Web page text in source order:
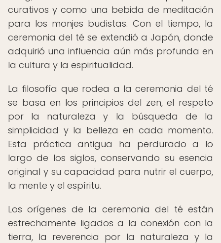
curativos y como una bebida de meditación
para los monjes budistas. Con el tiempo, la
ceremonia del té se extendió a Japón, donde
adquirió una influencia aún más profunda en
la cultura y la espiritualidad.
La filosofía que rodea a la ceremonia del té
se basa en los principios del zen, el respeto
por la naturaleza y la búsqueda de la
simplicidad y la belleza en cada momento.
Esta práctica antigua ha perdurado a lo
largo de los siglos, conservando su esencia
original y su capacidad para nutrir el cuerpo,
la mente y el espíritu.
Los orígenes de la ceremonia del té están
estrechamente ligados a la conexión con la
tierra, la reverencia por la naturaleza y la